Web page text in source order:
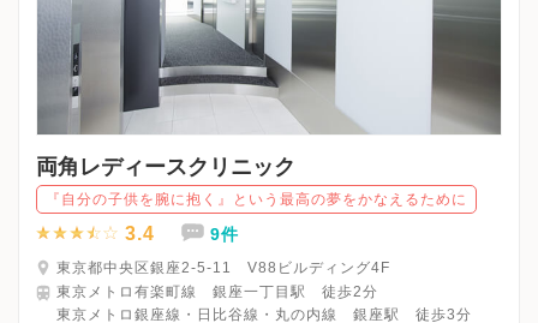
両角レディースクリニック
『自分の子供を腕に抱く』という最高の夢をかなえるために
3.4 9件
東京都中央区銀座2-5-11 V88ビルディング4F
東京メトロ有楽町線 銀座一丁目駅 徒歩2分
東京メトロ銀座線・日比谷線・丸の内線 銀座駅 徒歩3分